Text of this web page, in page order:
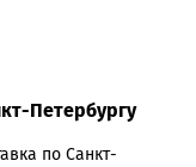
Петербургу
по Санкт-